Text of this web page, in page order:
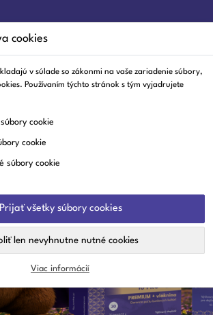
cookies
v súlade so zákonmi na vaše zariadenie súbory,
Používaním týchto stránok s tým vyjadrujete
cookie
cookie
súbory cookie
Prijať všetky súbory cookies
len nevyhnutne nutné cookies
Viac informácií